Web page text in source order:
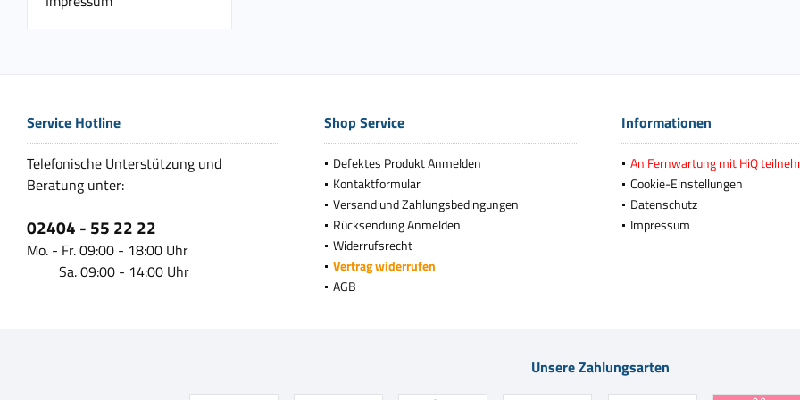
Service Hotline
Telefonische Unterstützung und
Beratung unter:
02404 - 55 22 22
Mo. - Fr. 09:00 - 18:00 Uhr
Sa. 09:00 - 14:00 Uhr
Shop Service
Defektes Produkt Anmelden
Kontaktformular
Versand und Zahlungsbedingungen
Rücksendung Anmelden
Widerrufsrecht
Vertrag widerrufen
AGB
Informationen
An Fernwartung mit HiQ
Cookie-Einstellungen
Datenschutz
Impressum
Unsere Zahlungsarten